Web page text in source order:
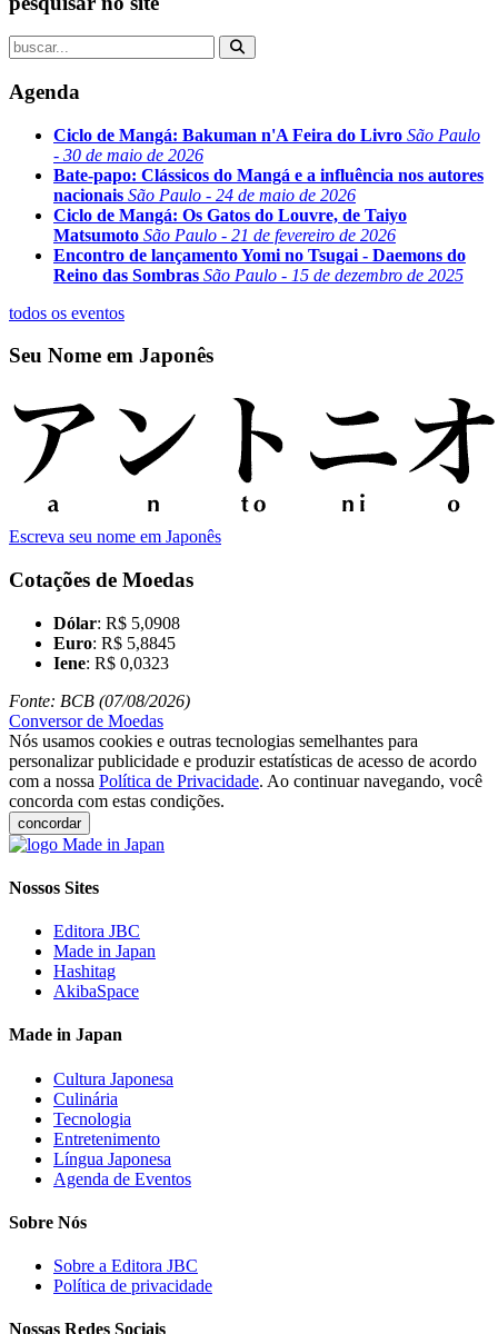
Agenda
Ciclo de Mangá: Bakuman n'A Feira do Livro São Paulo
- 30 de maio de 2026
Bate-papo: Clássicos do Mangá e a influência nos autores
nacionais São Paulo - 24 de maio de 2026
Ciclo de Mangá: Os Gatos do Louvre, de Taiyo
Matsumoto São Paulo - 21 de fevereiro de 2026
Encontro de lançamento Yomi no Tsugai - Daemons do
Reino das Sombras São Paulo - 15 de dezembro de 2025
todos os eventos
Seu Nome em Japonês
Escreva seu nome em Japonês
Cotações de Moedas
Dólar: R$ 5,0908
Euro: R$ 5,8845
Iene: R$ 0,0323
Fonte: BCB (07/08/2026)
Conversor de Moedas
Nós usamos cookies e outras tecnologias semelhantes para
personalizar publicidade e produzir estatísticas de acesso de acordo
com a nossa Política de Privacidade. Ao continuar navegando, você
concorda com estas condições.
concordar
Nossos Sites
Editora JBC
Made in Japan
Hashitag
AkibaSpace
Made in Japan
Cultura Japonesa
Culinária
Tecnologia
Entretenimento
Língua Japonesa
Agenda de Eventos
Sobre Nós
Sobre a Editora JBC
Política de privacidade
Nossas Redes Sociais